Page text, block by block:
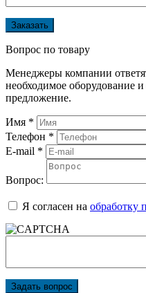
Заказать
Вопрос по товару
Менеджеры компании
необходимое оборудование
предложение.
Имя *
Телефон *
E-mail *
Вопрос:
Я согласен на обработку
Задать вопрос